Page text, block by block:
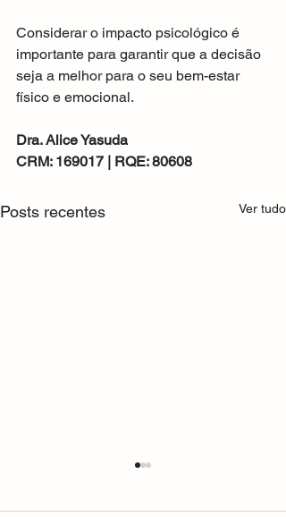
Considerar o impacto psicológico é
importante para garantir que a decisão
seja a melhor para o seu bem-estar
físico e emocional.
Dra. Alice Yasuda
CRM: 169017 | RQE: 80608
Posts recentes Ver tudo